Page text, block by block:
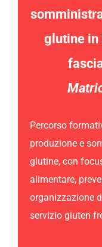
glutine in
Percorso
produzione e
glutine, con
alimentare,
organizzazione
servizio gluten-